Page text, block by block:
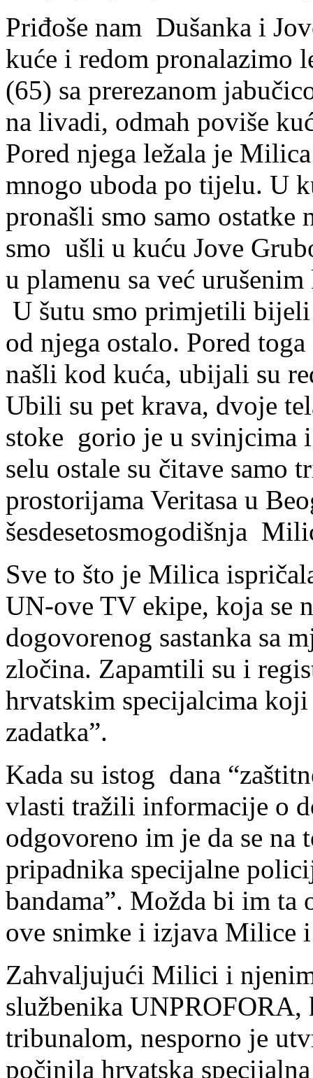
Priđoše nam Dušanka i
kuće i redom pronalazimo
(65) sa prerezanom
na livadi, odmah poviše
Pored njega ležala je
mnogo uboda po tijelu. U
pronašli smo samo
smo ušli u kuću Jove
u plamenu sa već
U šutu smo primjetili
od njega ostalo. Pored
našli kod kuća, ubijali su
Ubili su pet krava, dvoje
stoke gorio je u svinjcima i
selu ostale su čitave samo
prostorijama Veritasa u
šesdesetosmogodišnja
Sve to što je Milica
UN-ove TV ekipe, koja se
dogovorenog sastanka sa
zločina. Zapamtili su i
hrvatskim specijalcima koji
zadatka”.
Kada su istog dana
vlasti tražili informacije o
odgovoreno im je da se na
pripadnika specijalne
bandama”. Možda bi im
ove snimke i izjava Milice
Zahvaljujući Milici i
službenika
tribunalom, nesporno je
počinila hrvatska